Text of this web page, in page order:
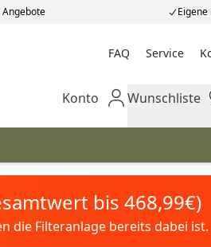
FAQ Service
Mein Konto
Konto Wunschliste
Wunschliste
bis 468,99€)
die Filteranlage bereits dabei ist.